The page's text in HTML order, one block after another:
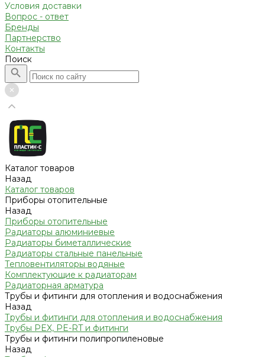
Условия доставки
Вопрос - ответ
Бренды
Партнерство
Контакты
Поиск
Каталог товаров
Назад
Каталог товаров
Приборы отопительные
Назад
Приборы отопительные
Радиаторы алюминиевые
Радиаторы биметаллические
Радиаторы стальные панельные
Тепловентиляторы водяные
Комплектующие к радиаторам
Радиаторная арматура
Трубы и фитинги для отопления и водоснабжения
Назад
Трубы и фитинги для отопления и водоснабжения
Трубы PEX, PE-RT и фитинги
Трубы и фитинги полипропиленовые
Назад